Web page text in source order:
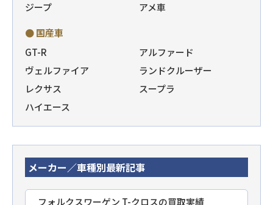
ジープ
アメ車
● 国産車
GT-R
アルファード
ヴェルファイア
ランドクルーザー
レクサス
スープラ
ハイエース
メーカー／車種別最新記事
フォルクスワーゲン T-クロスの買取実績